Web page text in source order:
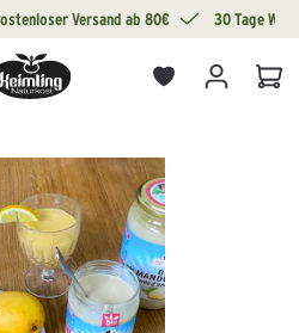
Versand ab 80€ 30 Tage